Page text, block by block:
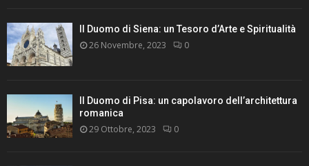
Il Duomo di Siena: un Tesoro d’Arte e Spiritualità
26 Novembre, 2023 0
Il Duomo di Pisa: un capolavoro dell’architettura
romanica
29 Ottobre, 2023 0